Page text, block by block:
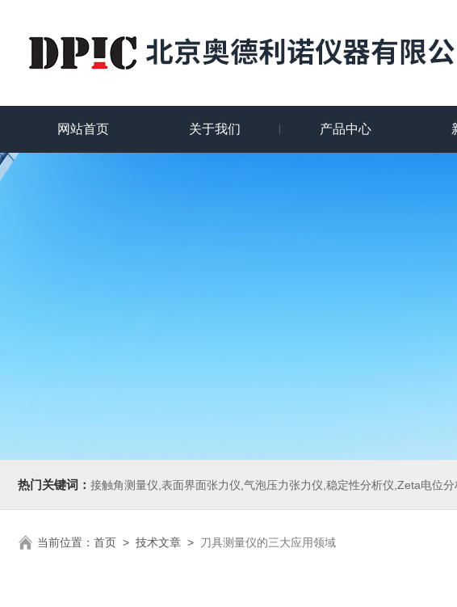
网站首页 关于我们 产品中心
热门关键词： 接触角测量仪,表面界面张力仪,气泡压力张力仪,稳定性分析仪,Zeta电位分析仪,三维形貌测量
当前位置： 首页 > 技术文章 > 刀具测量仪的三大应用领域